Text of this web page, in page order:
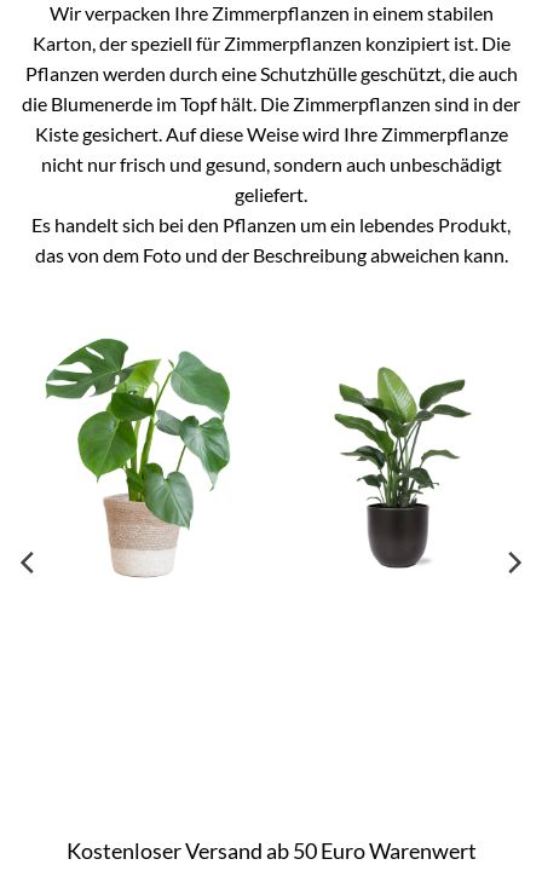
Wir verpacken Ihre Zimmerpflanzen in einem stabilen
Karton, der speziell für Zimmerpflanzen konzipiert ist. Die
Pflanzen werden durch eine Schutzhülle geschützt, die auch
die Blumenerde im Topf hält. Die Zimmerpflanzen sind in der
Kiste gesichert. Auf diese Weise wird Ihre Zimmerpflanze
nicht nur frisch und gesund, sondern auch unbeschädigt
geliefert.
Es handelt sich bei den Pflanzen um ein lebendes Produkt,
das von dem Foto und der Beschreibung abweichen kann.
Kostenloser Versand ab 50 Euro Warenwert